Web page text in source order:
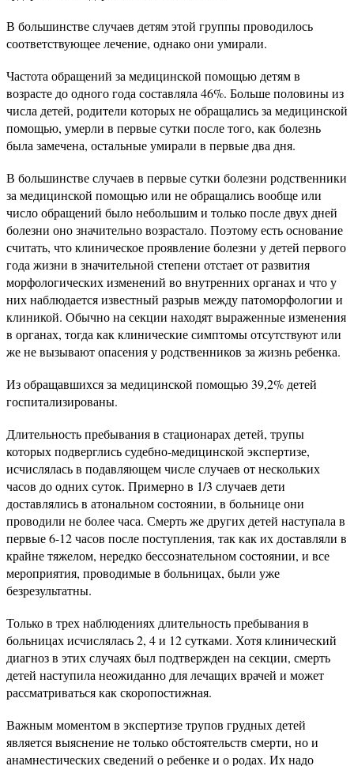
В большинстве случаев детям этой группы проводилось
соответствующее лечение, однако они умирали.
Частота обращений за медицинской помощью детям в
возрасте до одного года составляла 46%. Больше половины из
числа детей, родители которых не обращались за медицинской
помощью, умерли в первые сутки после того, как болезнь
была замечена, остальные умирали в первые два дня.
В большинстве случаев в первые сутки болезни родственники
за медицинской помощью или не обращались вообще или
число обращений было небольшим и только после двух дней
болезни оно значительно возрастало. Поэтому есть основание
считать, что клиническое проявление болезни у детей первого
года жизни в значительной степени отстает от развития
морфологических изменений во внутренних органах и что у
них наблюдается известный разрыв между патоморфологии и
клиникой. Обычно на секции находят выраженные изменения
в органах, тогда как клинические симптомы отсутствуют или
же не вызывают опасения у родственников за жизнь ребенка.
Из обращавшихся за медицинской помощью 39,2% детей
госпитализированы.
Длительность пребывания в стационарах детей, трупы
которых подверглись судебно-медицинской экспертизе,
исчислялась в подавляющем числе случаев от нескольких
часов до одних суток. Примерно в 1/3 случаев дети
доставлялись в атональном состоянии, в больнице они
проводили не более часа. Смерть же других детей наступала в
первые 6-12 часов после поступления, так как их доставляли в
крайне тяжелом, нередко бессознательном состоянии, и все
мероприятия, проводимые в больницах, были уже
безрезультатны.
Только в трех наблюдениях длительность пребывания в
больницах исчислялась 2, 4 и 12 сутками. Хотя клинический
диагноз в этих случаях был подтвержден на секции, смерть
детей наступила неожиданно для лечащих врачей и может
рассматриваться как скоропостижная.
Важным моментом в экспертизе трупов грудных детей
является выяснение не только обстоятельств смерти, но и
анамнестических сведений о ребенке и о родах. Их надо